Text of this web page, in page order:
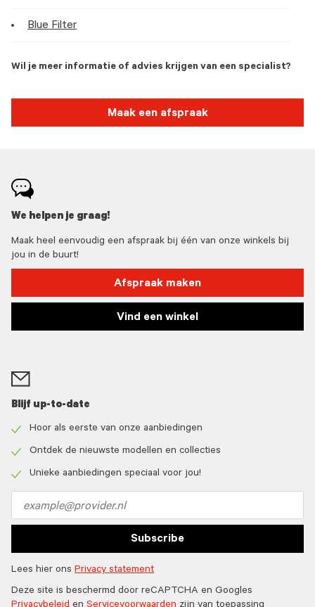
Blue Filter
Wil je meer informatie of advies krijgen van een specialist?
Maak een afspraak
We helpen je graag!
Maak heel eenvoudig een afspraak bij één van onze winkels bij
jou in de buurt!
Afspraak maken
Vind een winkel
Blijf up-to-date
icon
Hoor als eerste van onze aanbiedingen
icon
Ontdek de nieuwste modellen en collecties
Unieke aanbiedingen speciaal voor jou!
address
Subscribe
Lees hier ons Privacy statement
Deze site is beschermd door reCAPTCHA en Googles